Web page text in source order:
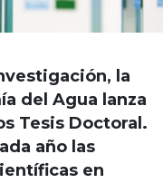
la
del Agua lanza
Tesis Doctoral.
año las
en